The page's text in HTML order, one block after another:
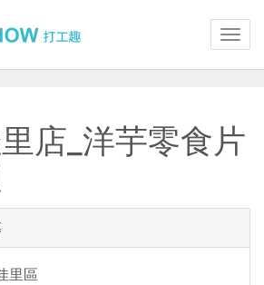
店_洋芋零食片
里區